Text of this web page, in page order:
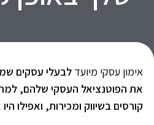
אימון עסקי מיועד לבעלי עסקים
את הפוטנציאל העסקי שלהם,
קורסים בשיווק ומכירות, ואפילו